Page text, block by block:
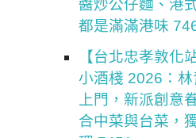
醬炒公仔麵、港
都是滿滿港味
【台北忠孝敦化
小酒棧 2026：
上門，新派創意
合中菜與台菜，